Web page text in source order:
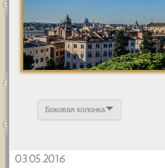
Боковая колонка
03.05.2016